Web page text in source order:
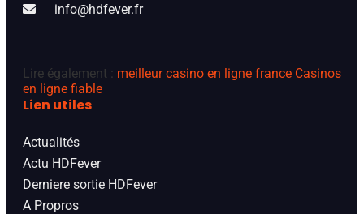
info@hdfever.fr
Lire également : meilleur casino en ligne france Casinos
en ligne fiable
Lien utiles
Actualités
Actu HDFever
Derniere sortie HDFever
A Propros